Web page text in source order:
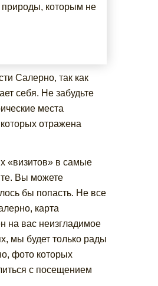
которым не
Салерно, так как
себя. Не забудьте
места
отражена
«визитов» в самые
Вы можете
бы попасть. Не все
карта
на вас неизгладимое
мы будет только рады
фото которых
с посещением